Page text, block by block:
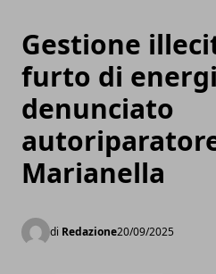
Gestione
furto di
denunciato
Marianella
di Redazione20/09/2025